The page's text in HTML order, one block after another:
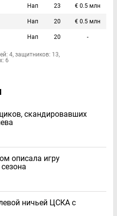
Нап 23 € 0.5 млн
Нап 20 € 0.5 млн
Нап 20 -
4, защитников: 13,
6
скандировавших
описала игру
ничьей ЦСКА с